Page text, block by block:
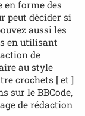
forme des
peut décider si
aussi les
en utilisant
de
au style
crochets [ et ]
sur le BBCode,
de rédaction